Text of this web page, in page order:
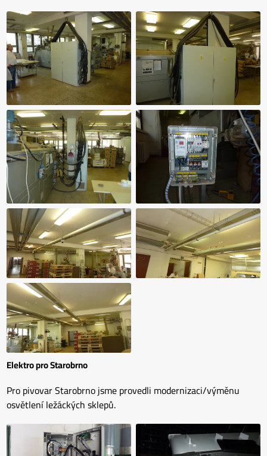
Elektro pro Starobrno
Pro pivovar Starobrno jsme provedli modernizaci/výměnu
osvětlení ležáckých sklepů.